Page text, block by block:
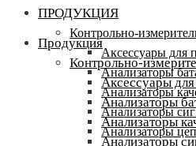
ПРОДУКЦИЯ
Контрольно-
Аксессуары для
Анализаторы
Анализаторы
Анализаторы
Анализаторы
Продукция
Контрольно-
Аксессуары
Анализаторы
Анализаторы
Анализаторы